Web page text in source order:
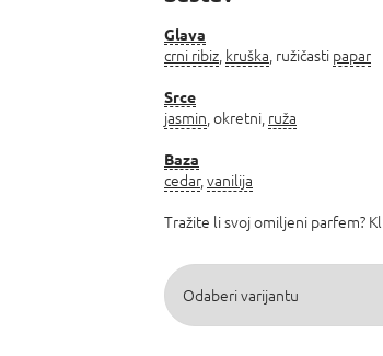
od
5
Glava
crni ribiz kruška , ružičasti papar
Srce
jasmin , okretni, ruža
Baza
cedar, vanilija
Tražite li svoj omiljeni parfem?